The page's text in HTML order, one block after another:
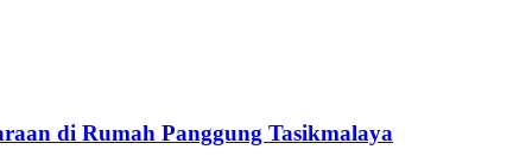
di Rumah Panggung Tasikmalaya